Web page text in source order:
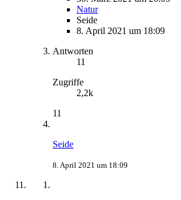
Natur
Seide
8. April 2021 um 18:09
Antworten
11
Zugriffe
2,2k
11
Seide
8. April 2021 um 18:09